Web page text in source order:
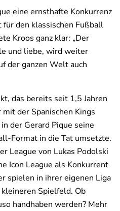
eine ernsthafte Konkurrenz
den klassischen Fußball
Kroos ganz klar: „Der
und liebe, wird weiter
der ganzen Welt auch
das bereits seit 1,5 Jahren
der Spanischen Kings
der Gerard Pique seine
Format in die Tat umsetzte.
League von Lukas Podolski
Icon League als Konkurrent
spielen in ihrer eigenen Liga
Spielfeld. Ob
handhaben werden? Mehr